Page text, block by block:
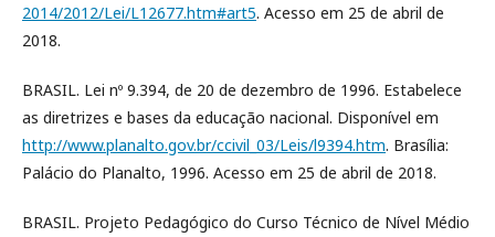
2014/2012/Lei/L12677.htm#art5. Acesso em 25 de abril de
2018.
BRASIL. Lei nº 9.394, de 20 de dezembro de 1996. Estabelece
as diretrizes e bases da educação nacional. Disponível em
http://www.planalto.gov.br/ccivil_03/Leis/l9394.htm. Brasília:
Palácio do Planalto, 1996. Acesso em 25 de abril de 2018.
BRASIL. Projeto Pedagógico do Curso Técnico de Nível Médio